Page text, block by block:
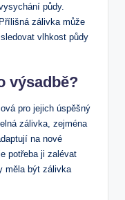
půdy.
zálivka může
vlhkost půdy
výsadbě?
pro jejich úspěšný
zálivka, zejména
na nové
potřeba ji zalévat
měla být zálivka